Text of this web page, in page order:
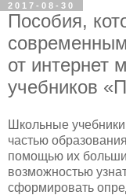
2017-08-30
Пособия,
от интернет
учебников
Школьные
частью
помощью их
возможностью
сформировать